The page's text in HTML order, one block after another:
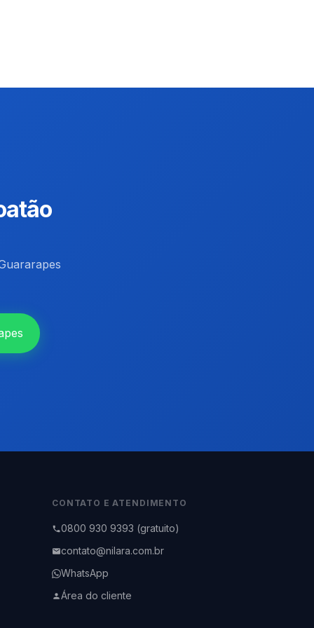
CONTATO E ATENDIMENTO
0800 930 9393 (gratuito)
contato@nilara.com.br
WhatsApp
Área do cliente